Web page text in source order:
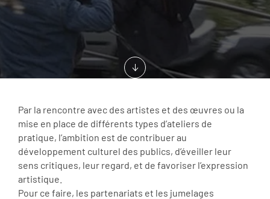
Par la rencontre avec des artistes et des œuvres ou la
mise en place de différents types d’ateliers de
pratique, l’ambition est de contribuer au
développement culturel des publics, d’éveiller leur
sens critiques, leur regard, et de favoriser l’expression
artistique.
Pour ce faire, les partenariats et les jumelages